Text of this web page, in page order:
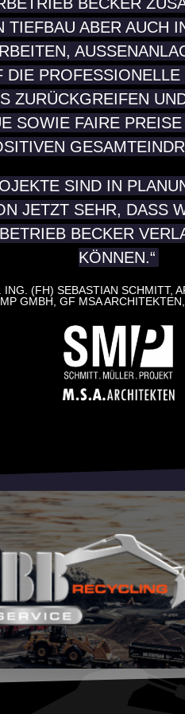
TIEFBAU ABER AUCH
PROFESSIONELLE
UND
SOWIE FAIRE PREISE
SIND IN
JETZT SEHR, DASS
BECKER
KÖNNEN.“
ING. (FH) SEBASTIAN SCHMITT,
GMBH, GF MSA